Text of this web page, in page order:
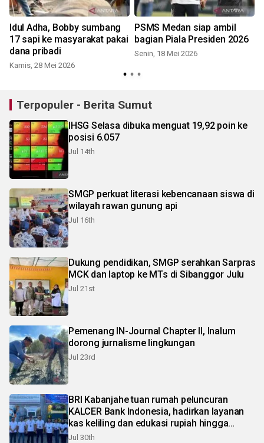
Idul Adha, Bobby sumbang
17 sapi ke masyarakat pakai
dana pribadi
Kamis, 28 Mei 2026
PSMS Medan siap ambil
bagian Piala Presiden 2026
Senin, 18 Mei 2026
Terpopuler - Berita Sumut
IHSG Selasa dibuka menguat 19,92 poin ke
posisi 6.057
Jul 14th
SMGP perkuat literasi kebencanaan siswa di
wilayah rawan gunung api
Jul 16th
Dukung pendidikan, SMGP serahkan Sarpras
MCK dan laptop ke MTs di Sibanggor Julu
Jul 21st
Pemenang IN-Journal Chapter II, Inalum
dorong jurnalisme lingkungan
Jul 23rd
BRI Kabanjahe tuan rumah peluncuran
KALCER Bank Indonesia, hadirkan layanan
kas keliling dan edukasi rupiah hingga
pelosok Karo
Jul 30th